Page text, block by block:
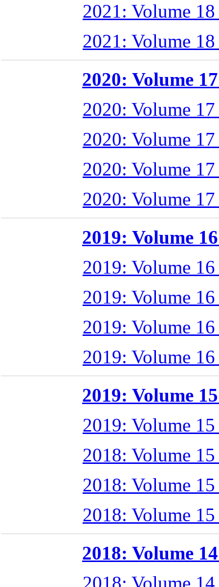
2021: Volume
2021: Volume
2020: Volume
2020: Volume
2020: Volume
2020: Volume
2020: Volume
2019: Volume
2019: Volume
2019: Volume
2019: Volume
2019: Volume
2019: Volume
2019: Volume
2018: Volume
2018: Volume
2018: Volume
2018: Volume